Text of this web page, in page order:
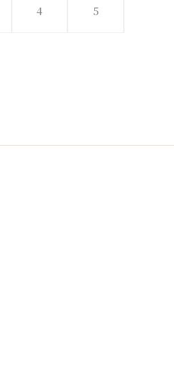
4 5